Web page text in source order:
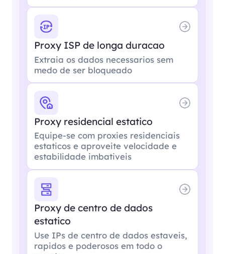
Proxy ISP de longa duracao
Extraia os dados necessarios sem
medo de ser bloqueado
Proxy residencial estatico
Equipe-se com proxies residenciais
estaticos e aproveite velocidade e
estabilidade imbativeis
Proxy de centro de dados
estatico
Use IPs de centro de dados estaveis,
rapidos e poderosos em todo o